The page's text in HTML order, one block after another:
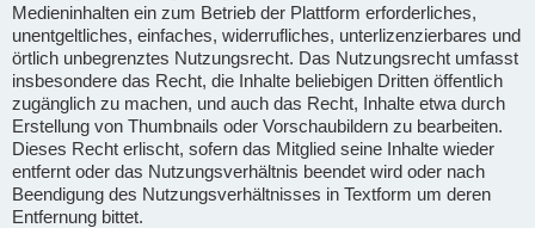
Medieninhalten ein zum Betrieb der Plattform erforderliches,
unentgeltliches, einfaches, widerrufliches, unterlizenzierbares und
örtlich unbegrenztes Nutzungsrecht. Das Nutzungsrecht umfasst
insbesondere das Recht, die Inhalte beliebigen Dritten öffentlich
zugänglich zu machen, und auch das Recht, Inhalte etwa durch
Erstellung von Thumbnails oder Vorschaubildern zu bearbeiten.
Dieses Recht erlischt, sofern das Mitglied seine Inhalte wieder
entfernt oder das Nutzungsverhältnis beendet wird oder nach
Beendigung des Nutzungsverhältnisses in Textform um deren
Entfernung bittet.